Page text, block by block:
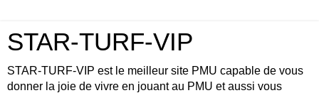
STAR-TURF-VIP
STAR-TURF-VIP est le meilleur site PMU capable de vous
donner la joie de vivre en jouant au PMU et aussi vous